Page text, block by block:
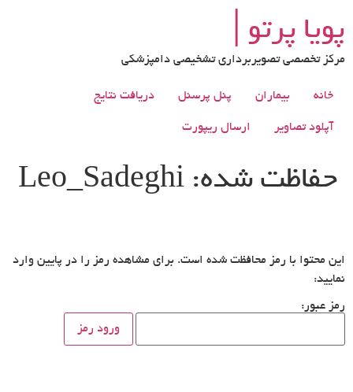
به
محتوا
پویا پرتو│
مرکز تخصصی تصویربرداری تشخیصی دامپزشکی
خانه بیماران پنل پرسنل دریافت نتایج
آپلود تصاویر ارسال ریپورت
حفاظت شده: Leo_Sadeghi
این محتوا با رمز محافظت شده است. برای مشاهده رمز را در پایین وارد
نمایید:
رمز عبور: